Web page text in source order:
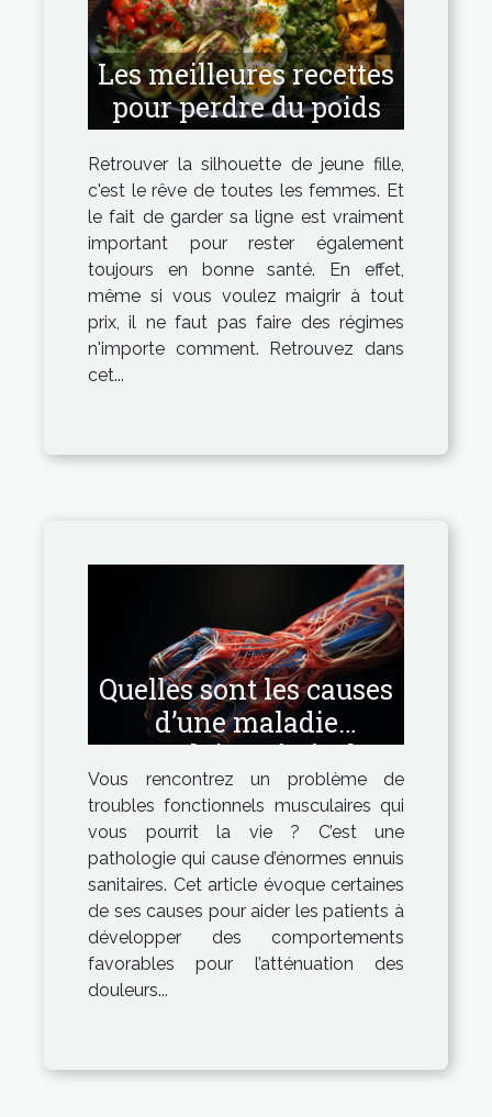
Les meilleures recettes
pour perdre du poids
Retrouver la silhouette de jeune fille,
c'est le rêve de toutes les femmes. Et
le fait de garder sa ligne est vraiment
important pour rester également
toujours en bonne santé. En effet,
même si vous voulez maigrir à tout
prix, il ne faut pas faire des régimes
n'importe comment. Retrouvez dans
cet...
Quelles sont les causes
d’une maladie
musculaire générale ?
Vous rencontrez un problème de
troubles fonctionnels musculaires qui
vous pourrit la vie ? C’est une
pathologie qui cause d’énormes ennuis
sanitaires. Cet article évoque certaines
de ses causes pour aider les patients à
développer des comportements
favorables pour l’atténuation des
douleurs...